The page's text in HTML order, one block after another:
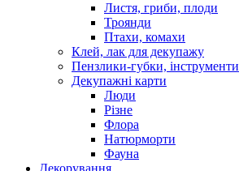
Листя, гриби, плоди
Троянди
Птахи, комахи
Клей, лак для декупажу
Пензлики-губки, інструменти
Декупажні карти
Люди
Різне
Флора
Натюрморти
Фауна
Декорування